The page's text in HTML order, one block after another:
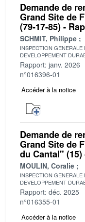
Demande de
Grand Site de
(79-17-85) -
SCHMIT, Philippe
INSPECTION
DEVELOPPEMENT
Rapport: janv. 2026
n°016396-01
Accéder à la notice
Demande de
Grand Site de
du Cantal" (15)
MOULIN, Coralie
INSPECTION
DEVELOPPEMENT
Rapport: déc. 2025
n°016355-01
Accéder à la notice